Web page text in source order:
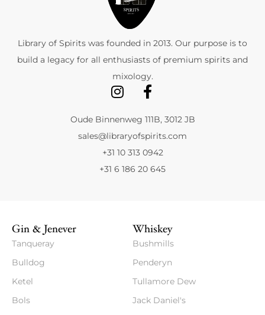
Library of Spirits was founded in 2013. Our purpose is to
build a legacy for all enthusiasts of premium spirits and
mixology.
Oude Binnenweg 111B, 3012 JB
sales@libraryofspirits.com
+31 10 313 0942
+31 6 186 20 645
Gin & Jenever
Tanqueray
Bulldog
Ketel
Bols
Whiskey
Bushmills
Penderyn
Tullamore Dew
Jack Daniel's